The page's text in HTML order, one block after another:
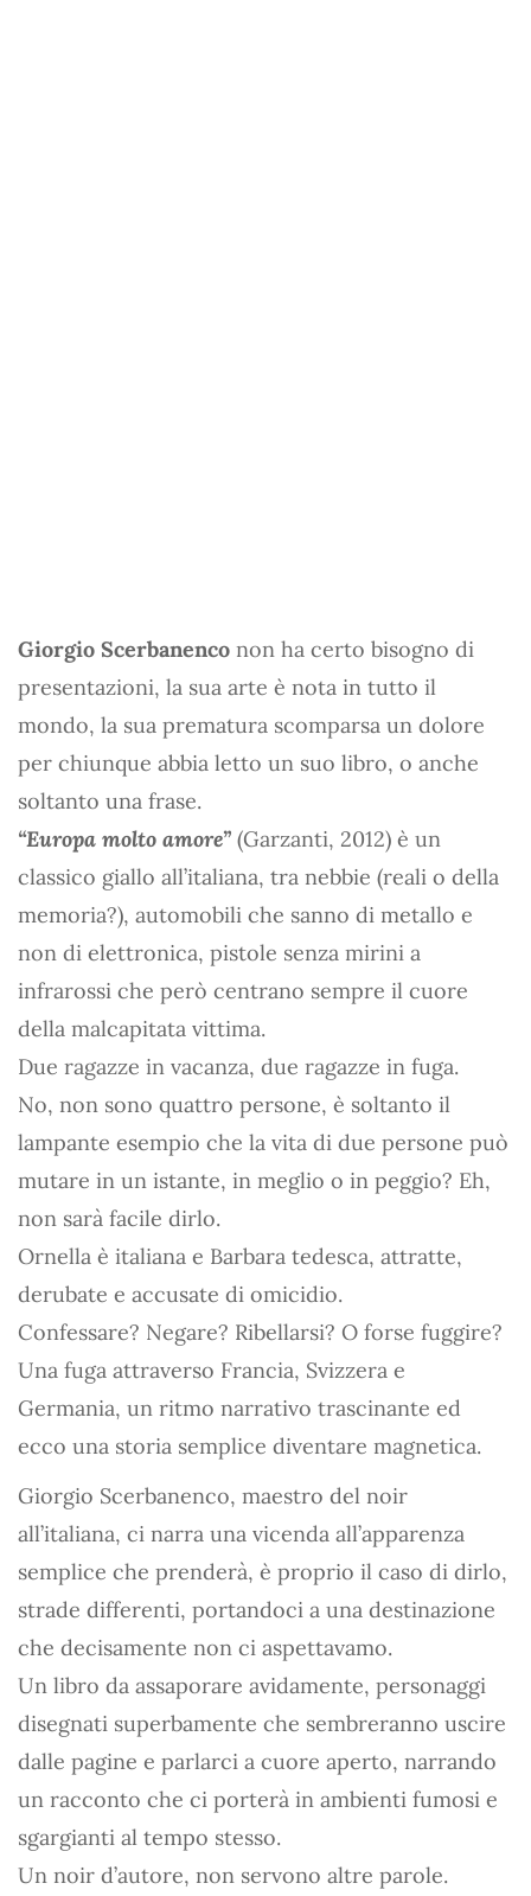
Giorgio Scerbanenco non ha certo bisogno di
presentazioni, la sua arte è nota in tutto il
mondo, la sua prematura scomparsa un dolore
per chiunque abbia letto un suo libro, o anche
soltanto una frase.
“Europa molto amore” (Garzanti, 2012) è un
classico giallo all’italiana, tra nebbie (reali o della
memoria?), automobili che sanno di metallo e
non di elettronica, pistole senza mirini a
infrarossi che però centrano sempre il cuore
della malcapitata vittima.
Due ragazze in vacanza, due ragazze in fuga.
No, non sono quattro persone, è soltanto il
lampante esempio che la vita di due persone può
mutare in un istante, in meglio o in peggio? Eh,
non sarà facile dirlo.
Ornella è italiana e Barbara tedesca, attratte,
derubate e accusate di omicidio.
Confessare? Negare? Ribellarsi? O forse fuggire?
Una fuga attraverso Francia, Svizzera e
Germania, un ritmo narrativo trascinante ed
ecco una storia semplice diventare magnetica.
Giorgio Scerbanenco, maestro del noir
all’italiana, ci narra una vicenda all’apparenza
semplice che prenderà, è proprio il caso di dirlo,
strade differenti, portandoci a una destinazione
che decisamente non ci aspettavamo.
Un libro da assaporare avidamente, personaggi
disegnati superbamente che sembreranno uscire
dalle pagine e parlarci a cuore aperto, narrando
un racconto che ci porterà in ambienti fumosi e
sgargianti al tempo stesso.
Un noir d’autore, non servono altre parole.